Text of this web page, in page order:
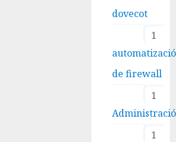
dovecot
1
de firewall
1
1